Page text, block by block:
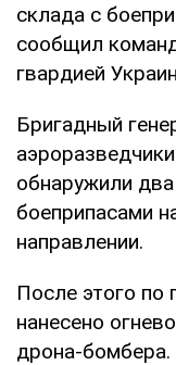
склада с
сообщил
гвардией
Бригадный
обнаружили
боеприпасами
направлении.
После этого по
нанесено
дрона-бомбера.